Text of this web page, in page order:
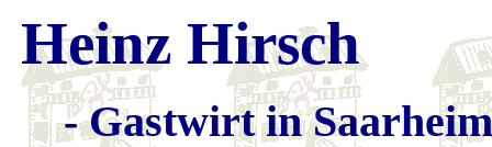
Heinz Hirsch
- Gastwirt in